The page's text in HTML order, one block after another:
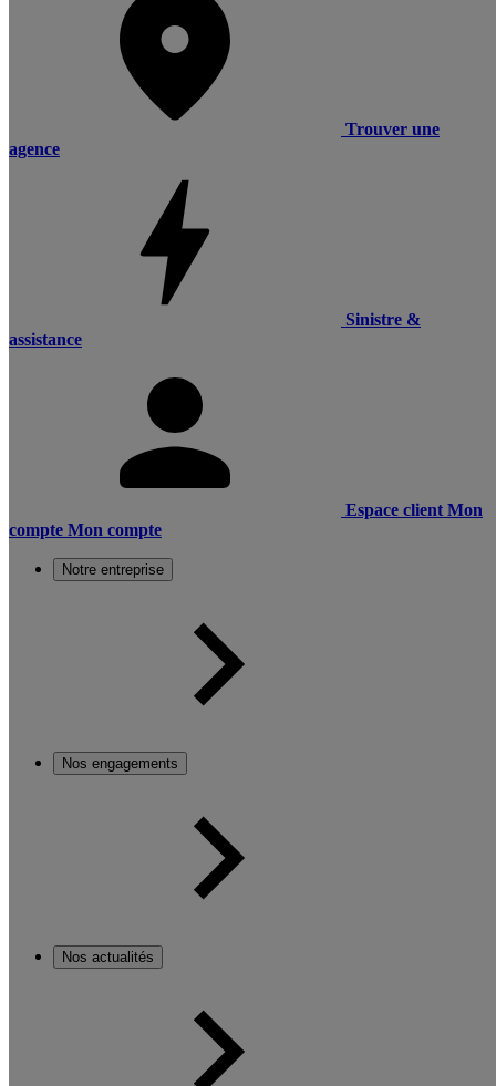
Trouver une
agence
Sinistre &
assistance
Espace client Mon
compte Mon compte
Notre entreprise
Nos engagements
Nos actualités